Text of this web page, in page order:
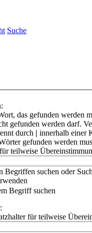
Suche
das gefunden werden
gefunden werden darf.
durch | innerhalb einer
gefunden werden
teilweise
Begriffen suchen oder
Begriff suchen
für teilweise